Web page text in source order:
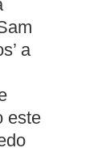
a
este